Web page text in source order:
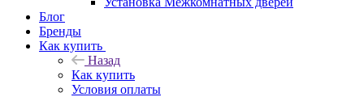
Блог
Бренды
Как купить
Назад
Как купить
Условия оплаты